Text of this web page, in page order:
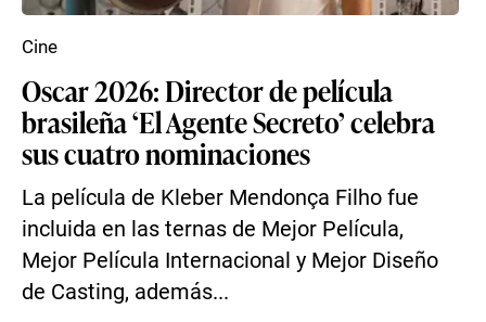
Oscar 2026: Director de película
brasileña ‘El Agente Secreto’ celebra
sus cuatro nominaciones
La película de Kleber Mendonça Filho fue
incluida en las ternas de Mejor Película,
Mejor Película Internacional y Mejor Diseño
de Casting, además...
Cine